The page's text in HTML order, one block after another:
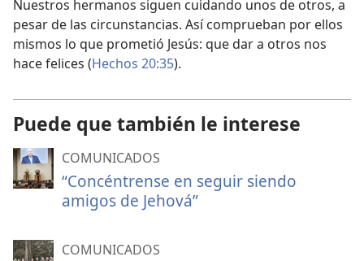
Nuestros hermanos siguen cuidando unos de otros, a
pesar de las circunstancias. Así comprueban por ellos
mismos lo que prometió Jesús: que dar a otros nos
hace felices (Hechos 20:35).
Puede que también le interese
COMUNICADOS
“Concéntrense en seguir siendo
amigos de Jehová”
COMUNICADOS